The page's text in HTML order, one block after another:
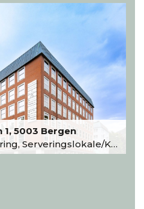
1, 5003 Bergen
Kantine, Undervisning/Arrangement